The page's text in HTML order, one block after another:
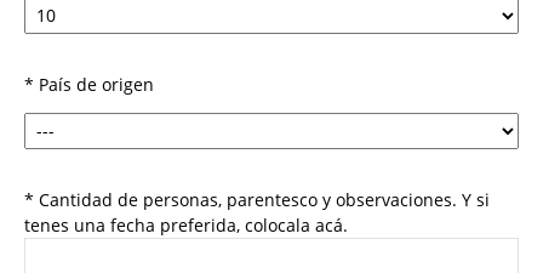
* País de origen
* Cantidad de personas, parentesco y observaciones. Y si
tenes una fecha preferida, colocala acá.